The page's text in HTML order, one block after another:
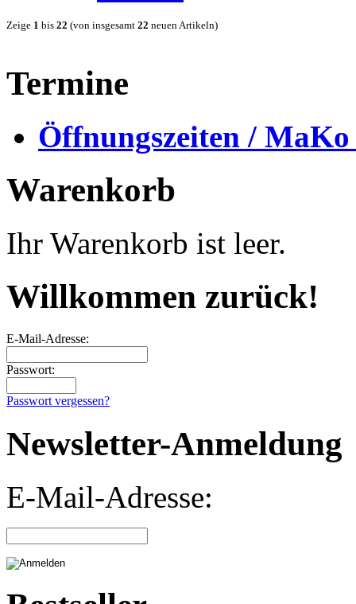
Zeige 1 bis 22 (von insgesamt 22 neuen Artikeln)
Termine
Öffnungszeiten /
Warenkorb
Ihr Warenkorb ist leer.
Willkommen zurück!
E-Mail-Adresse:
Passwort:
Passwort vergessen?
Newsletter-Anmeldung
E-Mail-Adresse: